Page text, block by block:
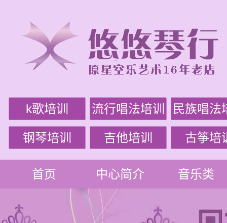
k歌培训 流行唱法培训 民族唱法
钢琴培训 吉他培训 古筝培
首页 中心简介 音乐类